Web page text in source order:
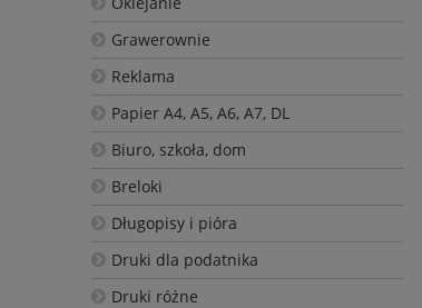
Grawerownie
Reklama
Papier A4, A5, A6, A7, DL
Biuro, szkoła, dom
Breloki
Długopisy i pióra
Druki dla podatnika
Druki różne